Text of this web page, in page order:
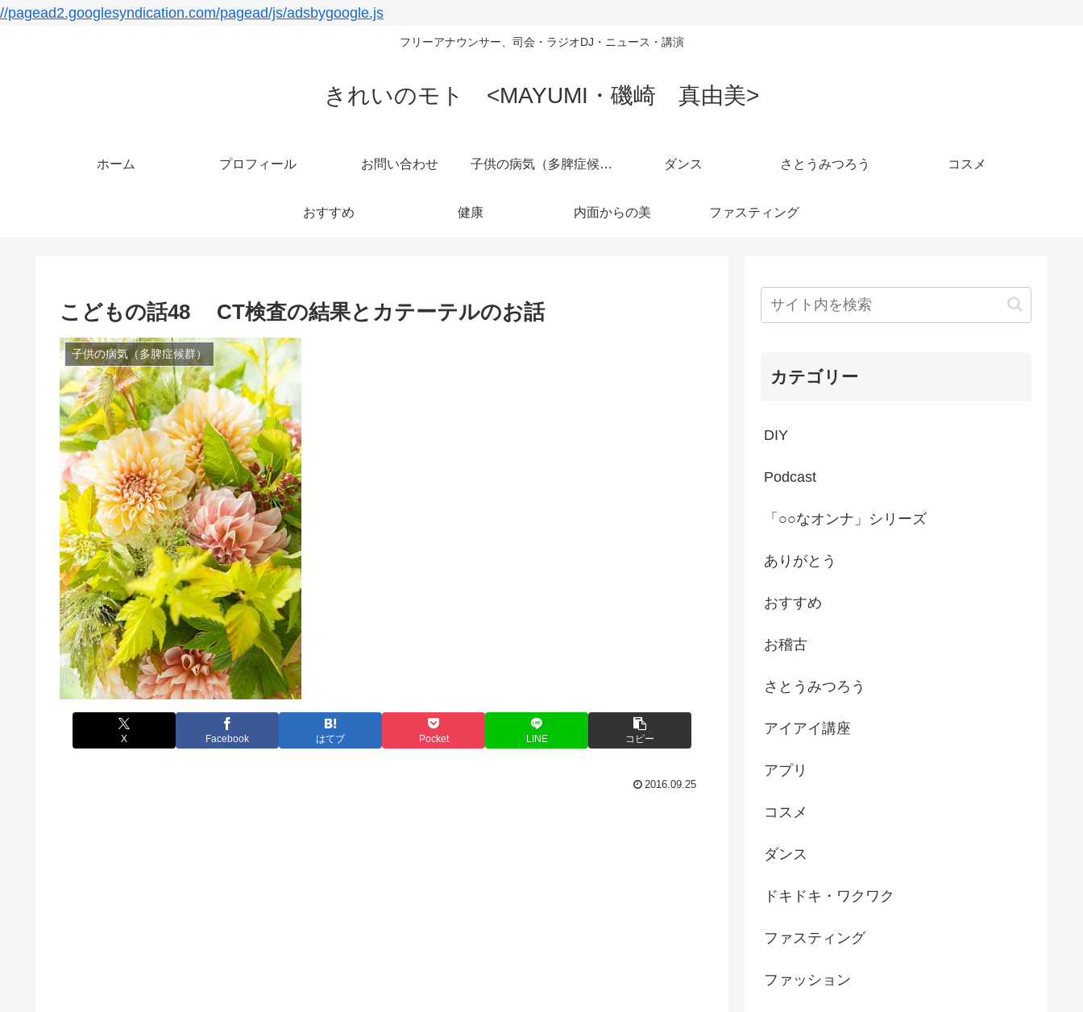
//pagead2.googlesyndication.com/pagead/js/adsbygoogle.js
フリーアナウンサー、司会・ラジオDJ・ニュース・講演
きれいのモト <MAYUMI・磯崎 真由美>
ホーム プロフィール お問い合わせ 子供の病気（多脾症候群） ダンス さとうみつろう コスメ
おすすめ 健康 内面からの美 ファスティング
こどもの話48 CT検査の結果とカテーテルのお話
子供の病気（多脾症候群）
X Facebook はてブ Pocket LINE コピー
2016.09.25
カテゴリー
DIY
Podcast
「○○なオンナ」シリーズ
ありがとう
おすすめ
お稽古
さとうみつろう
アイアイ講座
アプリ
コスメ
ダンス
ドキドキ・ワクワク
ファスティング
ファッション